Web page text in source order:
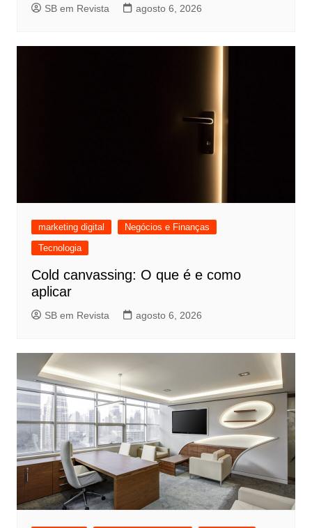
SB em Revista agosto 6, 2026
marketing digital
Negócios e Finanças
Tecnologia
Cold canvassing: O que é e como
aplicar
SB em Revista agosto 6, 2026